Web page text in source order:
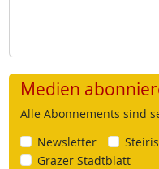
Medien
Alle Abonnements sind
Newsletter
Grazer Stadtblatt